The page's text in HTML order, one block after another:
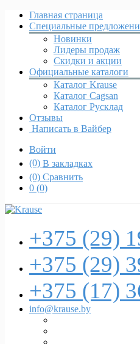
Главная страница
Специальные
Новинки
Лидеры продаж
Скидки и акции
Официальные каталоги
Каталог Krause
Каталог Cagsan
Каталог Русклад
Отзывы
Написать в Вайбер
Войти
(0) В закладках
(0) Сравнить
0 (0)
+375 (29)
+375 (29)
+375 (17)
info@krause.by